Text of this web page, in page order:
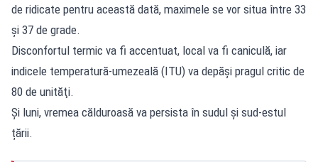
de ridicate pentru această dată, maximele se vor situa între 33
şi 37 de grade.
Disconfortul termic va fi accentuat, local va fi caniculă, iar
indicele temperatură-umezeală (ITU) va depăşi pragul critic de
80 de unităţi.
Și luni, vremea călduroasă va persista în sudul și sud-estul
țării.